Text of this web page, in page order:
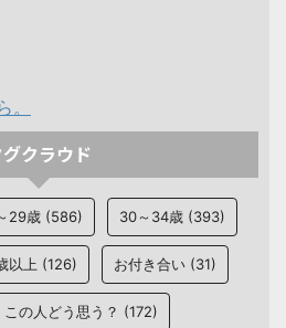
クラウド
29歳 (586) 30～34歳 (393)
以上 (126) お付き合い (31)
この人どう思う？ (172)